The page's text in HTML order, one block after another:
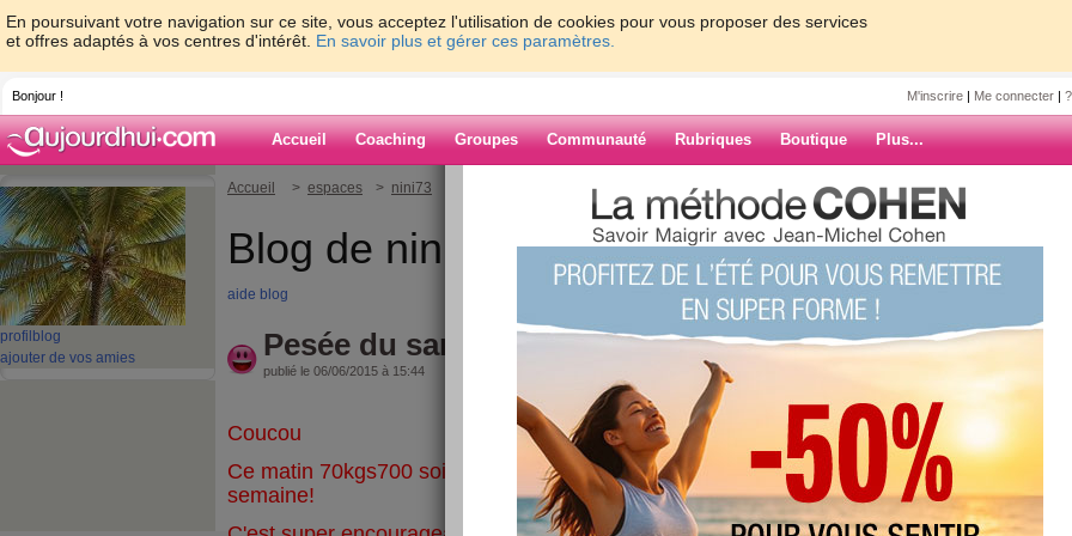
En poursuivant votre navigation sur ce site, vous acceptez l'utilisation de cookies pour vous proposer des services
et offres adaptés à vos centres d'intérêt. En savoir plus et gérer ces paramètres.
Bonjour ! M'inscrire | Me connecter |
Accueil Coaching Groupes Communauté Rubriques Boutique Plus...
profil blog
ajouter de vos amies
Accueil > espaces > nini73
Blog de nini73
aide blog
Pesée du samedi !
publié le 06/06/2015 à 15:44
Coucou
Ce matin 70kgs700 soit 1kg800 de perdus cette
semaine!
ARCHIVES